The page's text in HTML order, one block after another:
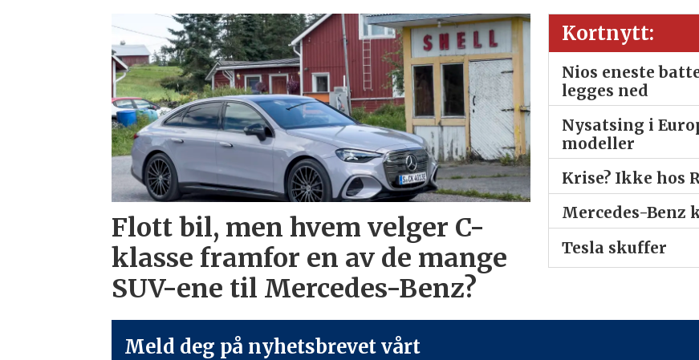
Flott bil, men hvem velger C-
klasse framfor en av de mange
SUV-ene til Mercedes-Benz?
Kortnytt:
Nios eneste
legges ned
Nysatsing i
modeller
Krise? Ikke hos
Mercedes-Benz
Tesla skuffer
Meld deg på nyhetsbrevet vårt